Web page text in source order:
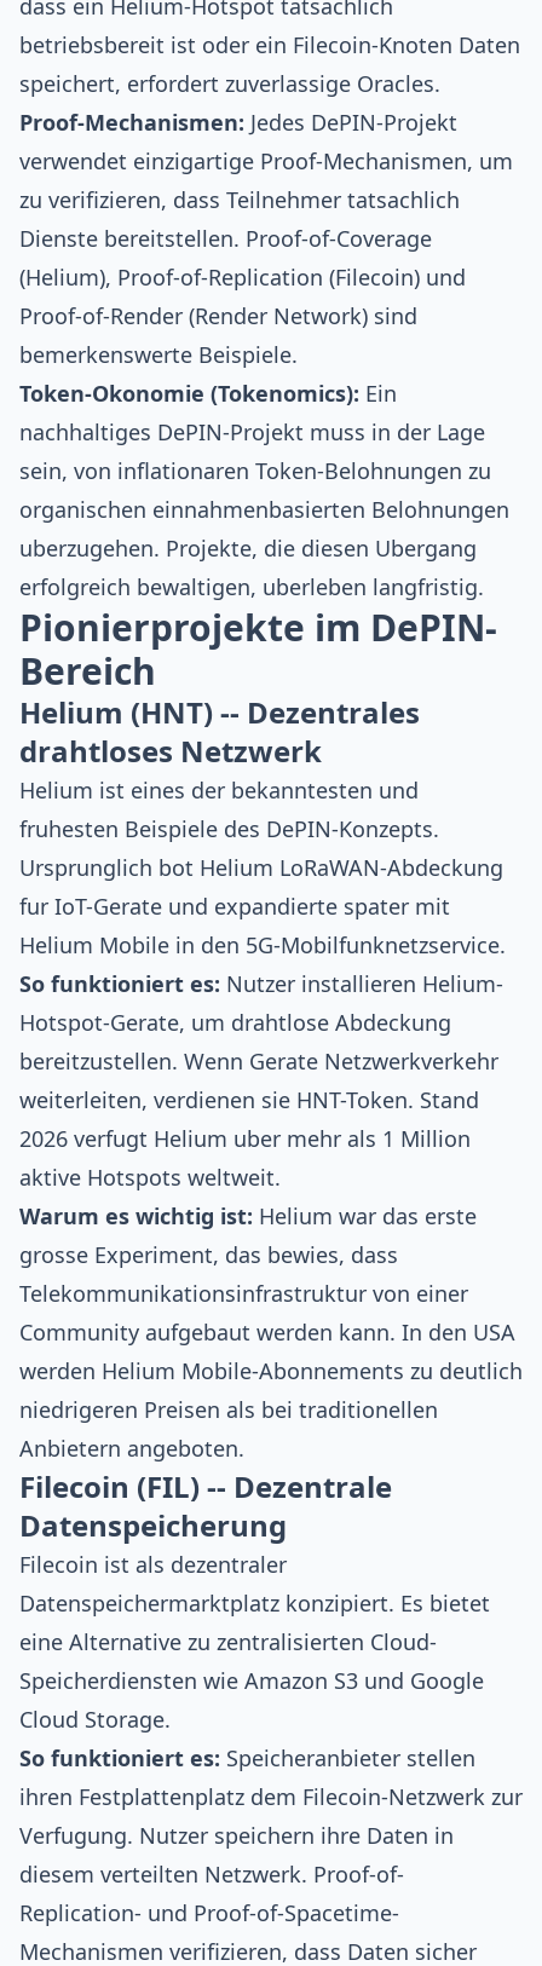
dass ein Helium-Hotspot tatsachlich
betriebsbereit ist oder ein Filecoin-Knoten Daten
speichert, erfordert zuverlassige Oracles.
Proof-Mechanismen: Jedes DePIN-Projekt
verwendet einzigartige Proof-Mechanismen, um
zu verifizieren, dass Teilnehmer tatsachlich
Dienste bereitstellen. Proof-of-Coverage
(Helium), Proof-of-Replication (Filecoin) und
Proof-of-Render (Render Network) sind
bemerkenswerte Beispiele.
Token-Okonomie (Tokenomics): Ein
nachhaltiges DePIN-Projekt muss in der Lage
sein, von inflationaren Token-Belohnungen zu
organischen einnahmenbasierten Belohnungen
uberzugehen. Projekte, die diesen Ubergang
erfolgreich bewaltigen, uberleben langfristig.
Pionierprojekte im DePIN-
Bereich
Helium (HNT) -- Dezentrales
drahtloses Netzwerk
Helium ist eines der bekanntesten und
fruhesten Beispiele des DePIN-Konzepts.
Ursprunglich bot Helium LoRaWAN-Abdeckung
fur IoT-Gerate und expandierte spater mit
Helium Mobile in den 5G-Mobilfunknetzservice.
So funktioniert es: Nutzer installieren Helium-
Hotspot-Gerate, um drahtlose Abdeckung
bereitzustellen. Wenn Gerate Netzwerkverkehr
weiterleiten, verdienen sie HNT-Token. Stand
2026 verfugt Helium uber mehr als 1 Million
aktive Hotspots weltweit.
Warum es wichtig ist: Helium war das erste
grosse Experiment, das bewies, dass
Telekommunikationsinfrastruktur von einer
Community aufgebaut werden kann. In den USA
werden Helium Mobile-Abonnements zu deutlich
niedrigeren Preisen als bei traditionellen
Anbietern angeboten.
Filecoin (FIL) -- Dezentrale
Datenspeicherung
Filecoin ist als dezentraler
Datenspeichermarktplatz konzipiert. Es bietet
eine Alternative zu zentralisierten Cloud-
Speicherdiensten wie Amazon S3 und Google
Cloud Storage.
So funktioniert es: Speicheranbieter stellen
ihren Festplattenplatz dem Filecoin-Netzwerk zur
Verfugung. Nutzer speichern ihre Daten in
diesem verteilten Netzwerk. Proof-of-
Replication- und Proof-of-Spacetime-
Mechanismen verifizieren, dass Daten sicher